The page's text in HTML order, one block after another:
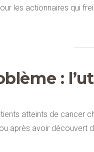
les actionnaires qui
:
atteints de cancer
après avoir découvert